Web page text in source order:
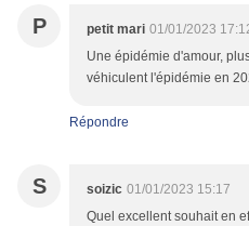
P petit mari 01/01/2023
Une épidémie d'amour,
véhiculent l'épidémie en
Répondre
S soizic 01/01/2023 15:17
Quel excellent souhait en